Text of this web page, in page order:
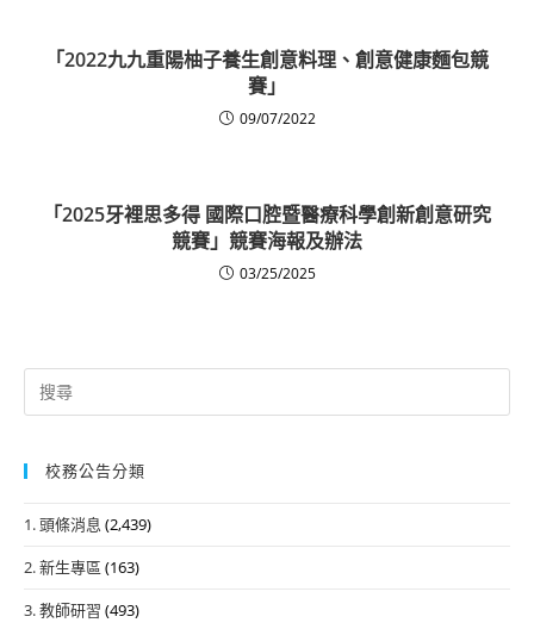
「2022九九重陽柚子養生創意料理、創意健康麵包競
賽」
09/07/2022
「2025牙裡思多得 國際口腔暨醫療科學創新創意研究
競賽」競賽海報及辦法
03/25/2025
Search
for:
校務公告分類
1. 頭條消息 (2,439)
2. 新生專區 (163)
3. 教師研習 (493)